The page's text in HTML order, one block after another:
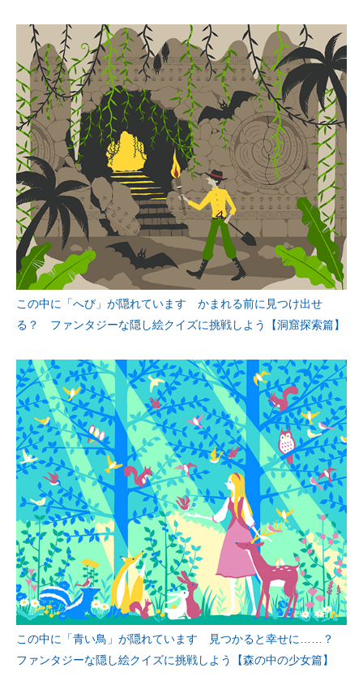
この中に「へび」が隠れています かまれる前に見つけ出せ
る？ ファンタジーな隠し絵クイズに挑戦しよう【洞窟探索篇】
この中に「青い鳥」が隠れています 見つかると幸せに……？
ファンタジーな隠し絵クイズに挑戦しよう【森の中の少女篇】